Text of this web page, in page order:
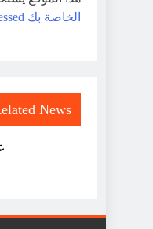
الخاصة بك processed
News